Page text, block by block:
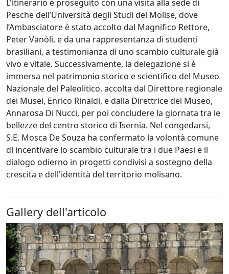
L'itinerario è proseguito con una visita alla sede di
Pesche dell’Università degli Studi del Molise, dove
l’Ambasciatore è stato accolto dal Magnifico Rettore,
Peter Vanòli, e da una rappresentanza di studenti
brasiliani, a testimonianza di uno scambio culturale già
vivo e vitale. Successivamente, la delegazione si è
immersa nel patrimonio storico e scientifico del Museo
Nazionale del Paleolitico, accolta dal Direttore regionale
dei Musei, Enrico Rinaldi, e dalla Direttrice del Museo,
Annarosa Di Nucci, per poi concludere la giornata tra le
bellezze del centro storico di Isernia. Nel congedarsi,
S.E. Mosca De Souza ha confermato la volontà comune
di incentivare lo scambio culturale tra i due Paesi e il
dialogo odierno in progetti condivisi a sostegno della
crescita e dell'identità del territorio molisano.
Gallery dell'articolo